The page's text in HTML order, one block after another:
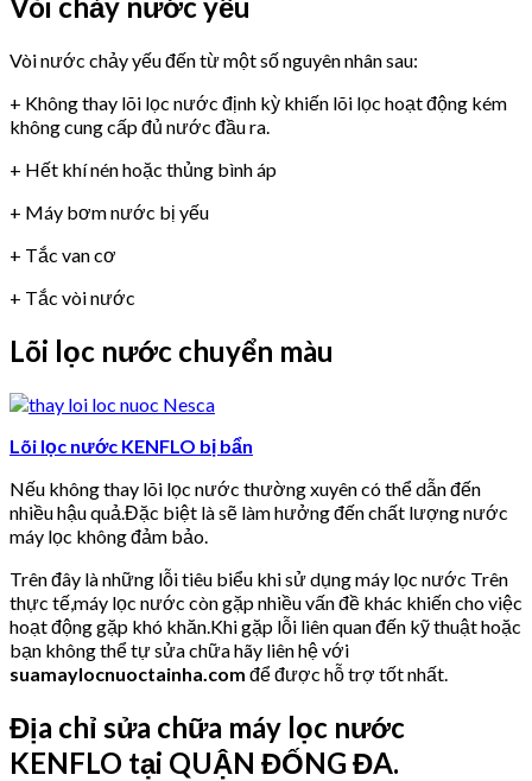
Vòi nước chảy yếu đến từ một số nguyên nhân sau:
+ Không thay lõi lọc nước định kỳ khiến lõi lọc hoạt động kém
không cung cấp đủ nước đầu ra.
+ Hết khí nén hoặc thủng bình áp
+ Máy bơm nước bị yếu
+ Tắc van cơ
+ Tắc vòi nước
Lõi lọc nước chuyển màu
Lõi lọc nước KENFLO bị bẩn
Nếu không thay lõi lọc nước thường xuyên có thể dẫn đến
nhiều hậu quả.Đặc biệt là sẽ làm hưởng đến chất lượng nước
máy lọc không đảm bảo.
Trên đây là những lỗi tiêu biểu khi sử dụng máy lọc nước Trên
thực tế,máy lọc nước còn gặp nhiều vấn đề khác khiến cho việc
hoạt động gặp khó khăn.Khi gặp lỗi liên quan đến kỹ thuật hoặc
bạn không thể tự sửa chữa hãy liên hệ với
suamaylocnuoctainha.com để được hỗ trợ tốt nhất.
Địa chỉ sửa chữa máy lọc nước
KENFLO tại QUẬN ĐỐNG ĐA.